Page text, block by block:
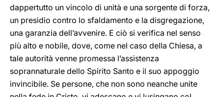
dappertutto un vincolo di unità e una sorgente di forza,
un presidio contro lo sfaldamento e la disgregazione,
una garanzia dell’avvenire. E ciò si verifica nel senso
più alto e nobile, dove, come nel caso della Chiesa, a
tale autorità venne promessa l’assistenza
soprannaturale dello Spirito Santo e il suo appoggio
invincibile. Se persone, che non sono neanche unite